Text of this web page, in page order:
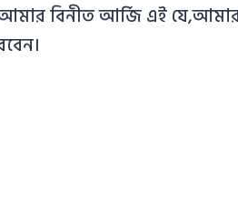
বিনীত আর্জি এই যে,আমার